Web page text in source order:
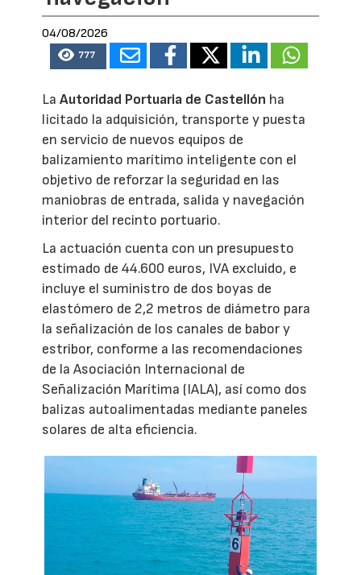
04/08/2026
777
LaAutoridad Portuaria de Castellón ha
licitado la adquisición, transporte y puesta
en servicio de nuevos equipos de
balizamiento marítimo inteligente con el
objetivo de reforzar la seguridad en las
maniobras de entrada, salida y navegación
interior del recinto portuario.
La actuación cuenta con un presupuesto
estimado de 44.600 euros, IVA excluido, e
incluye el suministro de dos boyas de
elastómero de 2,2 metros de diámetro para
la señalización de los canales de babor y
estribor, conforme a las recomendaciones
de la Asociación Internacional de
Señalización Marítima (IALA), así como dos
balizas autoalimentadas mediante paneles
solares de alta eficiencia.